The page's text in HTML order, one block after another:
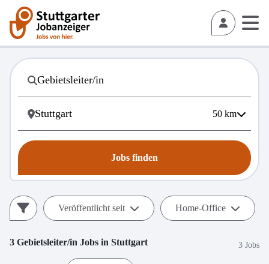
50 km
Jobs finden
Veröffentlicht seit Home-Office
3 Gebietsleiter/in Jobs in Stuttgart 3 Jobs